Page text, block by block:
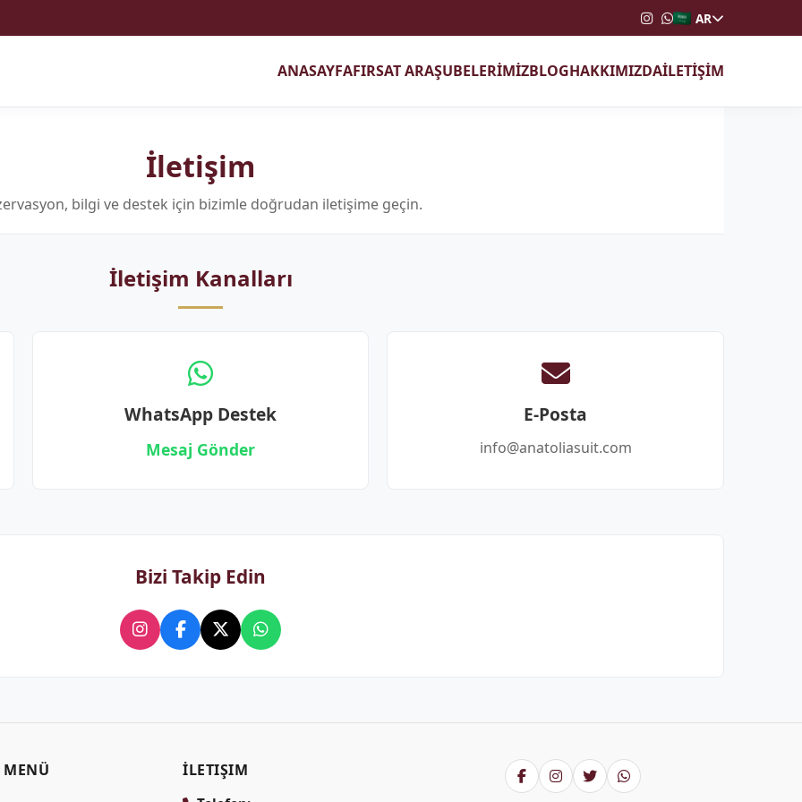
AR
ANASAYFAFIRSAT ARAŞUBELERİMİZBLOGHAKKIMIZDAİLETİŞİM
İletişim
bilgi ve destek için bizimle doğrudan iletişime geçin.
İletişim Kanalları
WhatsApp Destek
Mesaj Gönder
E-Posta
info@anatoliasuit.com
Bizi Takip Edin
MENÜ
İLETIŞIM